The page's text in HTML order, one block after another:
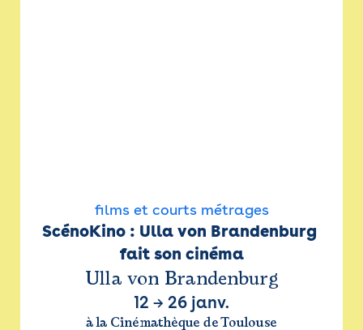
films et courts métrages
ScénoKino : Ulla von Brandenburg
fait son cinéma
Ulla von Brandenburg
12 → 26 janv.
à la Cinémathèque de Toulouse